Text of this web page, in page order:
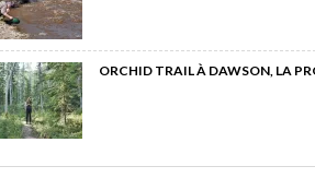
ORCHID TRAIL À DAWSON, LA